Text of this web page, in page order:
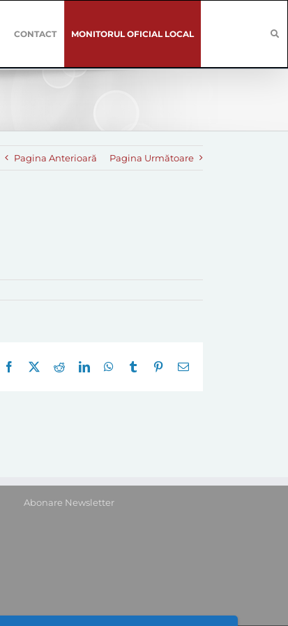
CONTACT MONITORUL OFICIAL LOCAL
Pagina Anterioară Pagina Următoare
Facebook RedditLinkedInWhatsApp
Tumblr Pinterest
E-
Abonare Newsletter